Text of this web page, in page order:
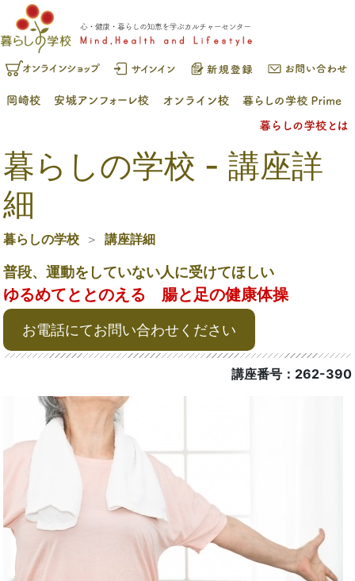
暮らしの学校 - 講座詳
細
暮らしの学校 講座詳細
普段、運動をしていない人に受けてほしい
ゆるめてととのえる 腸と足の健康体操
お電話にてお問い合わせください
講座番号：262-390